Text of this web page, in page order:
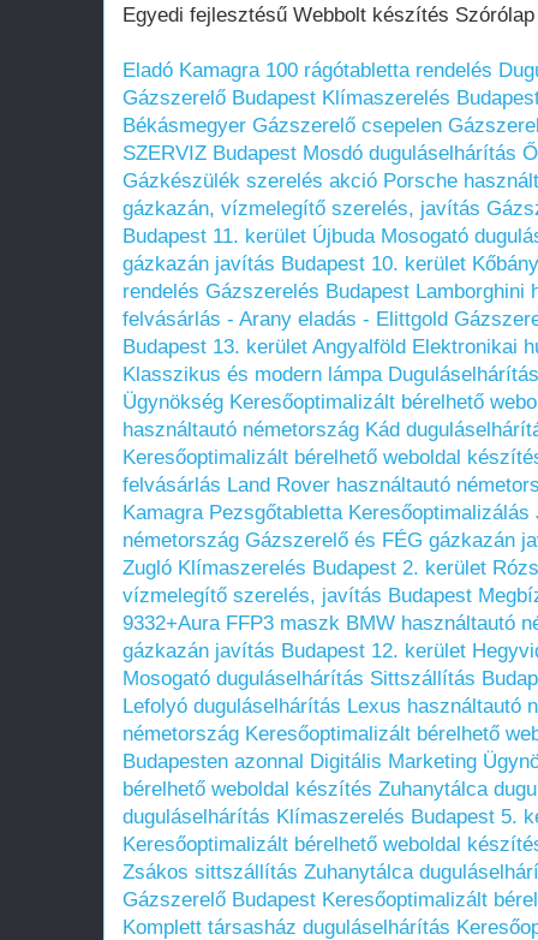
Egyedi fejlesztésű Webbolt készítés
Eladó Kamagra 100 rágótabletta rendelés
Gázszerelő Budapest Klímaszerelés
Békásmegyer Gázszerelő csepelen
SZERVIZ Budapest Mosdó duguláselhárítás
Gázkészülék szerelés akció Porsche
gázkazán, vízmelegítő szerelés, javítás
Budapest 11. kerület Újbuda Mosogató
gázkazán javítás Budapest 10. kerület
rendelés Gázszerelés Budapest Lamborghini
felvásárlás - Arany eladás - Elittgold
Budapest 13. kerület Angyalföld Elektronikai
Klasszikus és modern lámpa Duguláselhárítás
Ügynökség Keresőoptimalizált bérelhető
használtautó németország Kád
Keresőoptimalizált bérelhető weboldal
felvásárlás Land Rover használtautó
Kamagra Pezsgőtabletta Keresőoptimalizálás
németország Gázszerelő és FÉG gázkazán
Zugló Klímaszerelés Budapest 2. kerület
vízmelegítő szerelés, javítás Budapest
9332+Aura FFP3 maszk BMW használtautó
gázkazán javítás Budapest 12. kerület
Mosogató duguláselhárítás Sittszállítás
Lefolyó duguláselhárítás Lexus használtautó
németország Keresőoptimalizált bérelhető
Budapesten azonnal Digitális Marketing
bérelhető weboldal készítés Zuhanytálca
duguláselhárítás Klímaszerelés Budapest 5.
Keresőoptimalizált bérelhető weboldal
Zsákos sittszállítás Zuhanytálca
Gázszerelő Budapest Keresőoptimalizált
Komplett társasház duguláselhárítás